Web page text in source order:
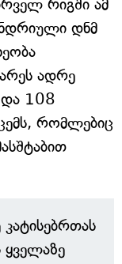
რიგში ამ
დნმ
ადრე
და 108
რომლებიც
ყველაზე